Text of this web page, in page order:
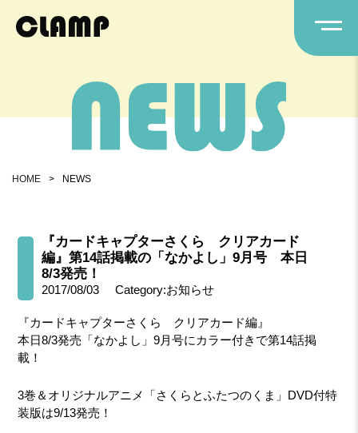
HOME > NEWS
『カードキャプターさくら クリアカード
編』第14話掲載の「なかよし」9月号 本日
8/3発売！
2017/08/03 Category:お知らせ
『カードキャプターさくら クリアカード編』
本日8/3発売「なかよし」9月号にカラー付きで第14話掲
載！
3巻＆オリジナルアニメ「さくらとふたつのくま」DVD付特
装版は9/13発売！